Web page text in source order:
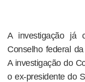
A investigação já
Conselho federal
A investigação do
o ex-presidente do